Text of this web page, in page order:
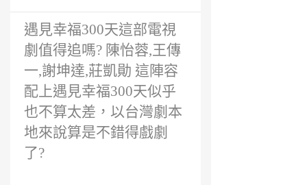
遇見幸福300天這部電視
劇值得追嗎? 陳怡蓉,王傳
一,謝坤達,莊凱勛 這陣容
配上遇見幸福300天似乎
也不算太差，以台灣劇本
地來說算是不錯得戲劇
了?